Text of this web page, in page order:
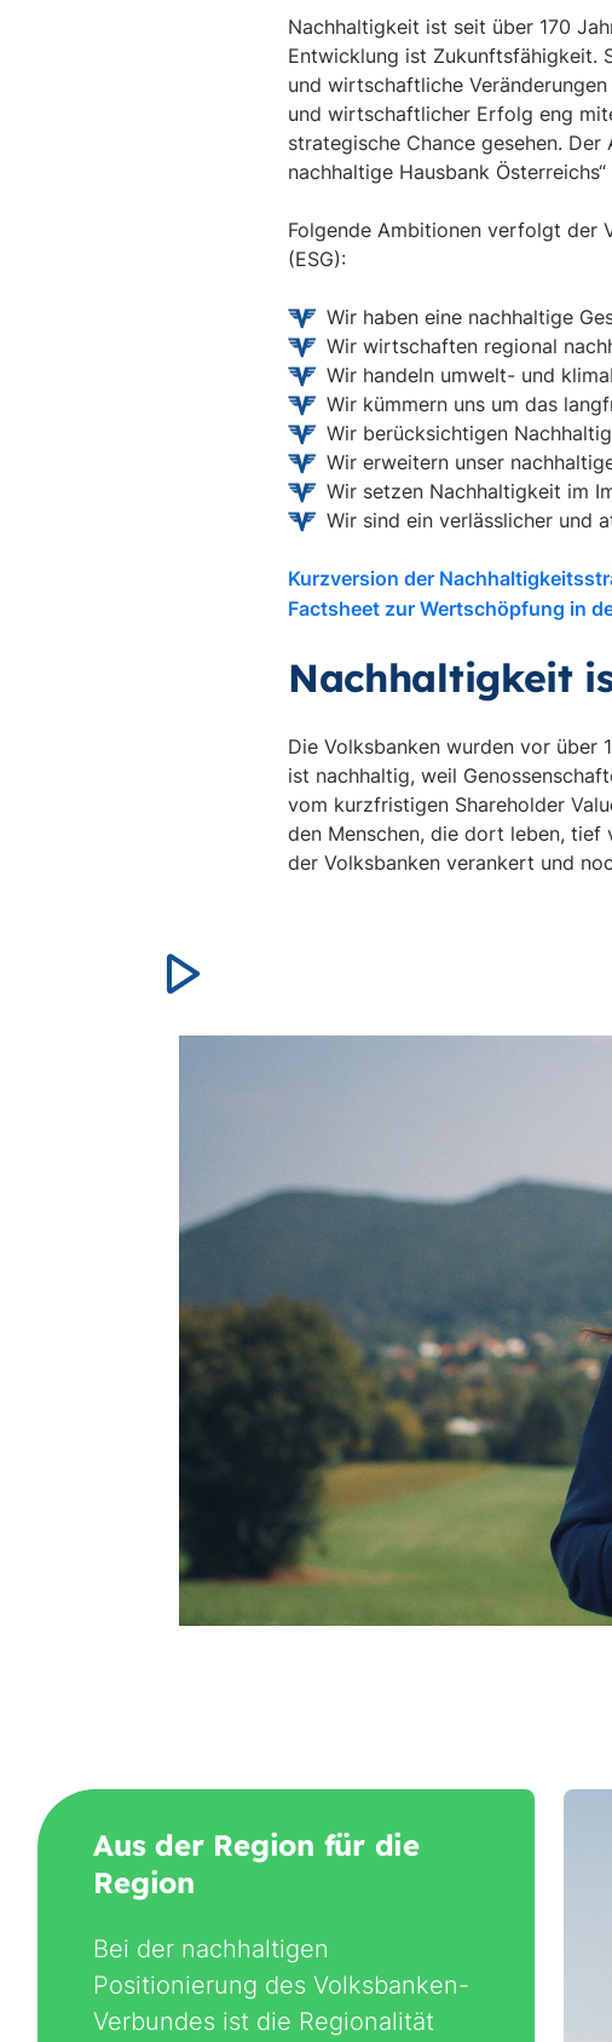
Nachhaltigkeit ist seit über 170
Entwicklung ist Zukunftsfähigkeit.
und wirtschaftliche
und wirtschaftlicher Erfolg eng
strategische Chance gesehen.
nachhaltige Hausbank
Folgende Ambitionen verfolgt der
(ESG):
Wir haben eine nachhaltige
Wir wirtschaften regional
Wir handeln umwelt- und
Wir kümmern uns um das
Wir berücksichtigen
Wir erweitern unser
Wir setzen Nachhaltigkeit im
Wir sind ein verlässlicher und
Kurzversion der
Factsheet zur Wertschöpfung in
Nachhaltigkeit
Die Volksbanken wurden vor über
ist nachhaltig, weil
vom kurzfristigen Shareholder
den Menschen, die dort leben, tief
der Volksbanken verankert und
Video
Aus der Region für die
Region
Bei der nachhaltigen
Positionierung des Volksbanken-
Verbundes ist die Regionalität